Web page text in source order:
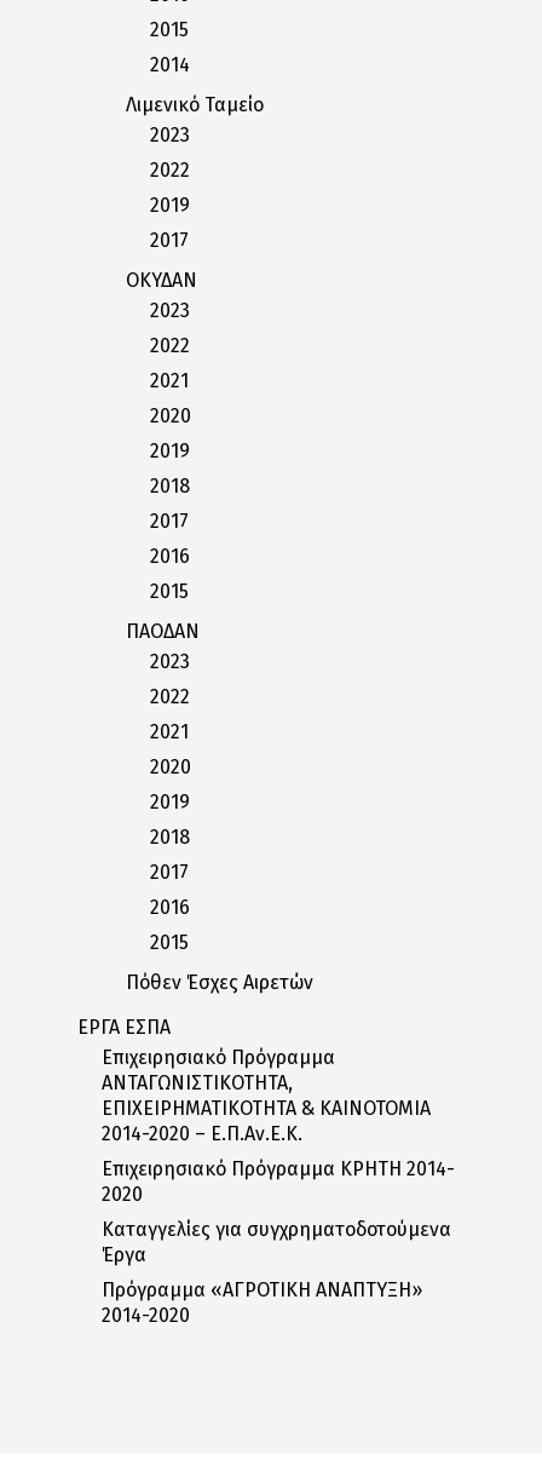
2015
2014
Λιμενικό Ταμείο
2023
2022
2019
2017
ΟΚΥΔΑΝ
2023
2022
2021
2020
2019
2018
2017
2016
2015
ΠΑΟΔΑΝ
2023
2022
2021
2020
2019
2018
2017
2016
2015
Πόθεν Έσχες Αιρετών
ΕΡΓΑ ΕΣΠΑ
Επιχειρησιακό Πρόγραμμα
ΑΝΤΑΓΩΝΙΣΤΙΚΟΤΗΤΑ,
ΕΠΙΧΕΙΡΗΜΑΤΙΚΟΤΗΤΑ & ΚΑΙΝΟΤΟΜΙΑ
2014-2020 – Ε.Π.Αν.Ε.Κ.
Επιχειρησιακό Πρόγραμμα ΚΡΗΤΗ 2014-
2020
Καταγγελίες για συγχρηματοδοτούμενα
Έργα
Πρόγραμμα «ΑΓΡΟΤΙΚΗ ΑΝΑΠΤΥΞΗ»
2014-2020